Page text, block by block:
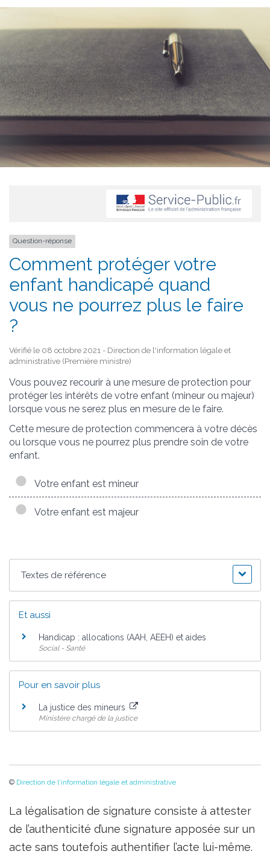
Question-réponse
Comment protéger votre
enfant handicapé quand
vous ne pourrez plus le faire
?
Vérifié le 08 octobre 2021 - Direction de l'information légale et
administrative (Première ministre)
Vous pouvez recourir à une mesure de protection pour
protéger les intérêts de votre enfant (mineur ou majeur)
lorsque vous ne serez plus en mesure de le faire.
Cette mesure de protection commencera à votre décès
ou lorsque vous ne pourrez plus prendre soin de votre
enfant.
Votre enfant est mineur
Votre enfant est majeur
Textes de référence
Et aussi
Handicap : allocations (AAH, AEEH) et aides
Social - Santé
Pour en savoir plus
La justice des mineurs
Ministère chargé de la justice
© Direction de l'information légale et administrative
La légalisation de signature consiste à attester
de l’authenticité d’une signature apposée sur un
acte sans toutefois authentifier l’acte lui-même.